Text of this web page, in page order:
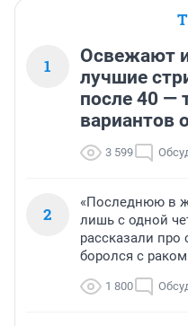
1
Освежают
лучшие
после 40 —
вариантов
3 599
2
«Последнюю в
лишь с одной
рассказали
боролся с раком
1 800